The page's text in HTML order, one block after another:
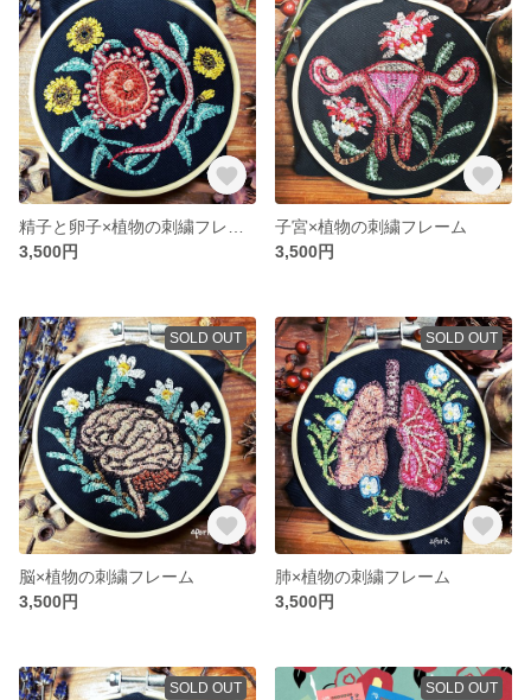
3,500円
子宮×植物の刺繍フレーム
3,500円
SOLD OUT
脳×植物の刺繍フレーム
3,500円
SOLD OUT
肺×植物の刺繍フレーム
3,500円
SOLD OUT SOLD OUT